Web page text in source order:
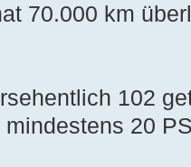
70.000 km
102
20